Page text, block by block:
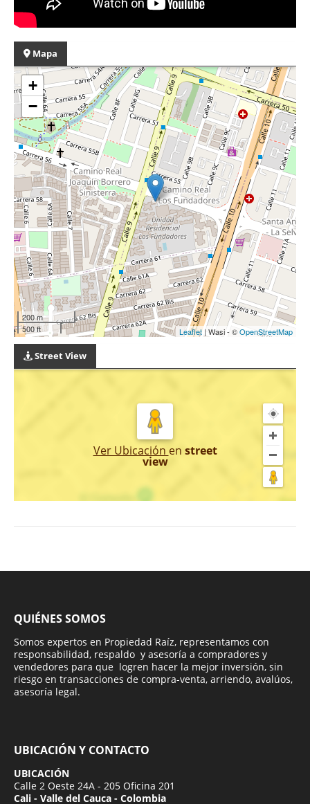
Mapa
+
−
200 m
500 ft
Leaflet| Wasi - ©OpenStreetMap
Street View
Ver Ubicación en street
view
QUIÉNES SOMOS
Somos expertos en Propiedad Raíz, representamos con
responsabilidad, respaldo y asesoría a compradores y
vendedores para que logren hacer la mejor inversión, sin
riesgo en transacciones de compra-venta, arriendo, avalúos,
asesoría legal.
UBICACIÓN Y CONTACTO
UBICACIÓN
Calle 2 Oeste 24A - 205 Oficina 201
Cali - Valle del Cauca - Colombia